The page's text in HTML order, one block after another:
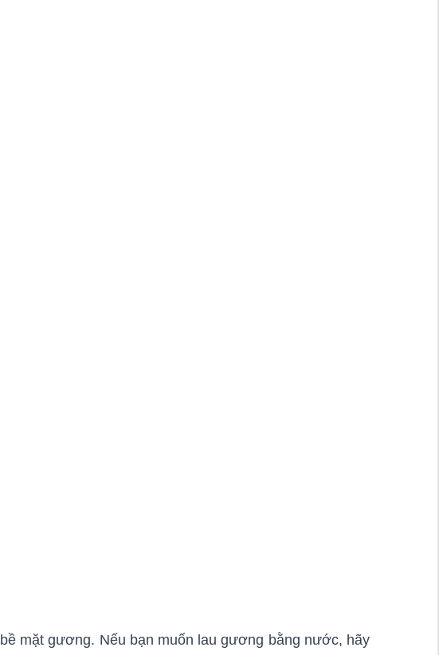
mặt gương. Nếu bạn muốn lau gương bằng nước, hãy